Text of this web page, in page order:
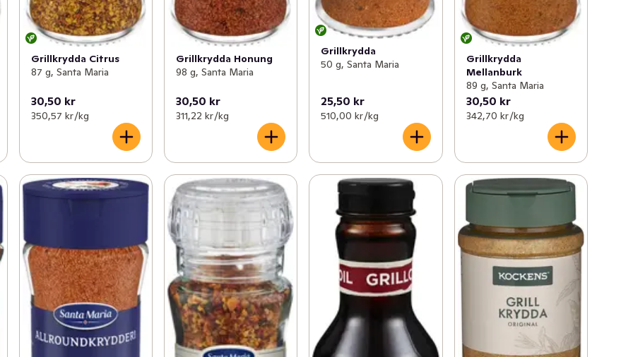
Grillkrydda Citrus
87 g, Santa Maria
30,50 kr
350,57 kr /kg
Grillkrydda Honung
98 g, Santa Maria
30,50 kr
311,22 kr /kg
Grillkrydda
50 g, Santa Maria
25,50 kr
510,00 kr /kg
Grillkrydda
Mellanburk
89 g, Santa Maria
30,50 kr
342,70 kr /kg